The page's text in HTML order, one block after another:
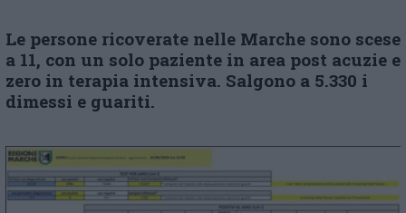
Le persone ricoverate nelle Marche sono scese
a 11, con un solo paziente in area post acuzie e
zero in terapia intensiva. Salgono a 5.330 i
dimessi e guariti.